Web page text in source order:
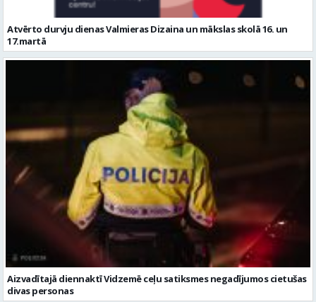
Atvērto durvju dienas Valmieras Dizaina un mākslas skolā 16. un
17.martā
Aizvadītajā diennaktī Vidzemē ceļu satiksmes negadījumos cietušas
divas personas